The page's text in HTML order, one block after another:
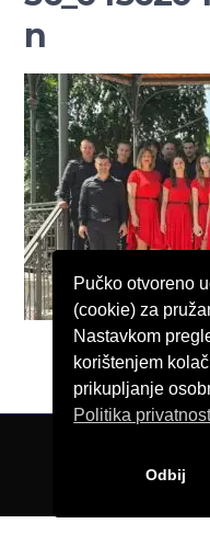
n
© Pučko
Pučko otvoreno
(cookie) za
Nastavkom
korištenjem
prikupljanje
Politika
Odbij